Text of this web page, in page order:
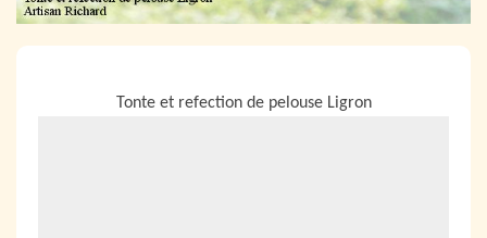
Tonte et refection de pelouse Ligron